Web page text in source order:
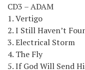
CD3 – ADAM
1. Vertigo
2. I Still Haven’t
3. Electrical Storm
4. The Fly
5. If God Will Send